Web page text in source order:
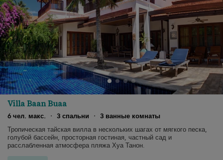
Villa Baan Buaa
6 чел. макс. · 3 спальни · 3 ванные комнаты
Тропическая тайская вилла в нескольких шагах от мягкого песка,
голубой бассейн, просторная гостиная, частный сад и
расслабленная атмосфера пляжа Хуа Танон.